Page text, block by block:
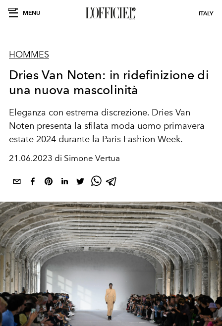
MENU ITALY
HOMMES
Dries Van Noten: in ridefinizione di
una nuova mascolinità
Eleganza con estrema discrezione. Dries Van
Noten presenta la sfilata moda uomo primavera
estate 2024 durante la Paris Fashion Week.
21.06.2023 di Simone Vertua